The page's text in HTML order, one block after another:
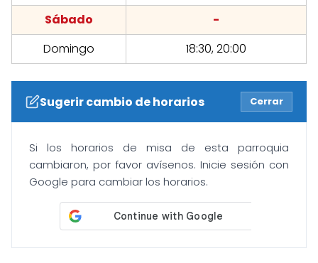
Sábado
-
Domingo
18:30, 20:00
Sugerir cambio de horarios Cerrar
Si los horarios de misa de esta parroquia
cambiaron, por favor avísenos. Inicie sesión con
Google para cambiar los horarios.